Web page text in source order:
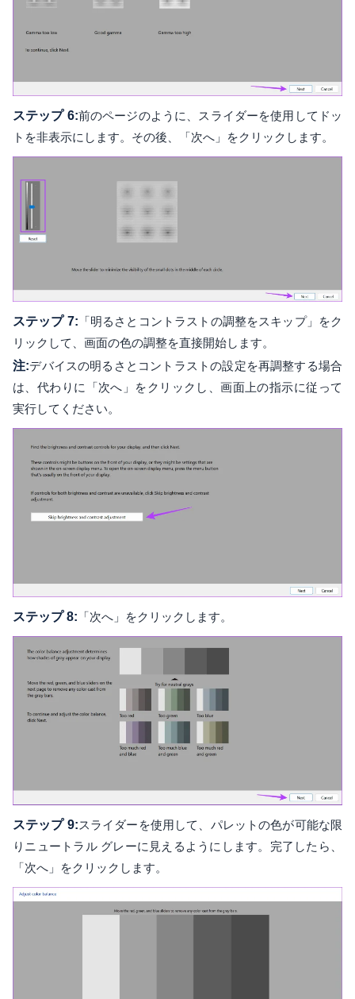
ステップ 6:前のページのように、スライダーを使用してドッ
トを非表示にします。その後、「次へ」をクリックします。
ステップ 7: 「明るさとコントラストの調整をスキップ」をク
リックして、画面の色の調整を直接開始します。
注:デバイスの明るさとコントラストの設定を再調整する場合
は、代わりに「次へ」をクリックし、画面上の指示に従って
実行してください。
ステップ 8: 「次へ」をクリックします。
ステップ 9:スライダーを使用して、パレットの色が可能な限
りニュートラル グレーに見えるようにします。完了したら、
「次へ」をクリックします。